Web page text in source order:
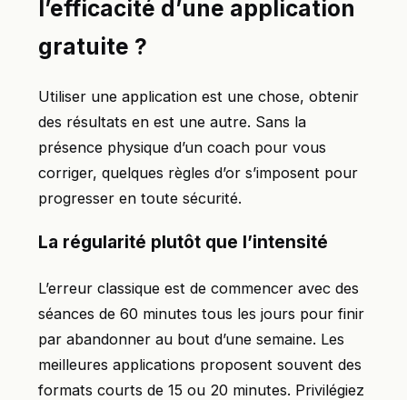
l’efficacité d’une application
gratuite ?
Utiliser une application est une chose, obtenir
des résultats en est une autre. Sans la
présence physique d’un coach pour vous
corriger, quelques règles d’or s’imposent pour
progresser en toute sécurité.
La régularité plutôt que l’intensité
L’erreur classique est de commencer avec des
séances de 60 minutes tous les jours pour finir
par abandonner au bout d’une semaine. Les
meilleures applications proposent souvent des
formats courts de 15 ou 20 minutes. Privilégiez